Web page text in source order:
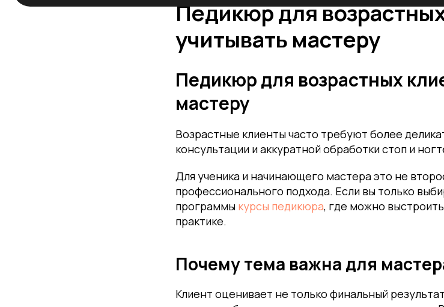
Педикюр для
учитывать мастеру
Педикюр для возрастных
мастеру
Возрастные клиенты часто требуют более
консультации и аккуратной обработки стоп и
Для ученика и начинающего мастера это не
профессионального подхода. Если вы только
программы курсы педикюра, где можно
практике.
Почему тема важна для
Клиент оценивает не только финальный